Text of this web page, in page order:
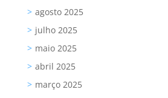
agosto 2025
julho 2025
maio 2025
abril 2025
março 2025